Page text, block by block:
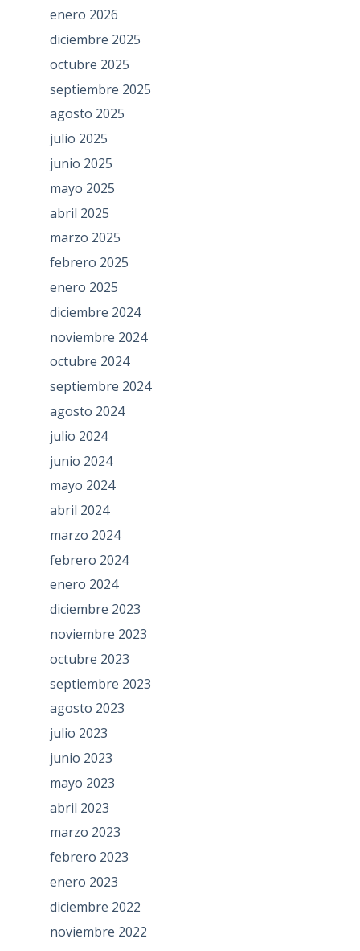
enero 2026
diciembre 2025
octubre 2025
septiembre 2025
agosto 2025
julio 2025
junio 2025
mayo 2025
abril 2025
marzo 2025
febrero 2025
enero 2025
diciembre 2024
noviembre 2024
octubre 2024
septiembre 2024
agosto 2024
julio 2024
junio 2024
mayo 2024
abril 2024
marzo 2024
febrero 2024
enero 2024
diciembre 2023
noviembre 2023
octubre 2023
septiembre 2023
agosto 2023
julio 2023
junio 2023
mayo 2023
abril 2023
marzo 2023
febrero 2023
enero 2023
diciembre 2022
noviembre 2022